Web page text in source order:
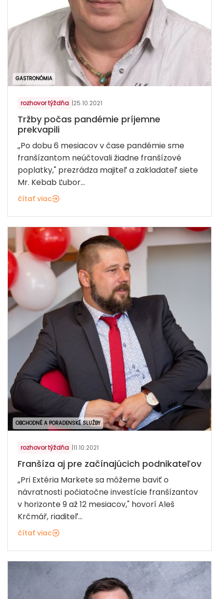
GASTRONÓMIA
rozhovor týždňa |25.10.2021
Tržby počas pandémie príjemne
prekvapili
„Po dobu 6 mesiacov v čase pandémie sme
franšízantom neúčtovali žiadne franšízové
poplatky," prezrádza majiteľ a zakladateľ siete
Mr. Kebab Ľubor...
čítať viac
OBCHODNÉ A PORADENSKÉ SLUŽBY
rozhovor týždňa |11.10.2021
Franšíza aj pre začínajúcich podnikateľov
„Pri Extéria Markete sa môžeme baviť o
návratnosti počiatočne investície franšízantov
v horizonte 9 až 12 mesiacov," hovorí Aleš
Krčmář, riaditeľ...
čítať viac